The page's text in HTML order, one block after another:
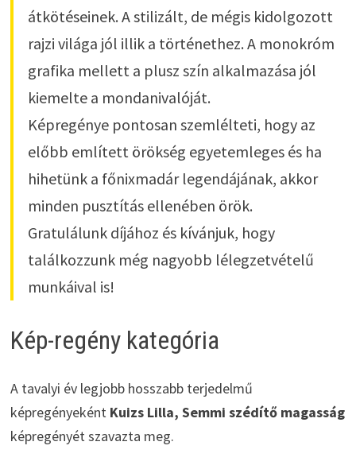
átkötéseinek. A stilizált, de mégis kidolgozott
rajzi világa jól illik a történethez. A monokróm
grafika mellett a plusz szín alkalmazása jól
kiemelte a mondanivalóját.
Képregénye pontosan szemlélteti, hogy az
előbb említett örökség egyetemleges és ha
hihetünk a főnixmadár legendájának, akkor
minden pusztítás ellenében örök.
Gratulálunk díjához és kívánjuk, hogy
találkozzunk még nagyobb lélegzetvételű
munkáival is!
Kép-regény kategória
A tavalyi év legjobb hosszabb terjedelmű
képregényeként Kuizs Lilla, Semmi szédítő magasság
képregényét szavazta meg.